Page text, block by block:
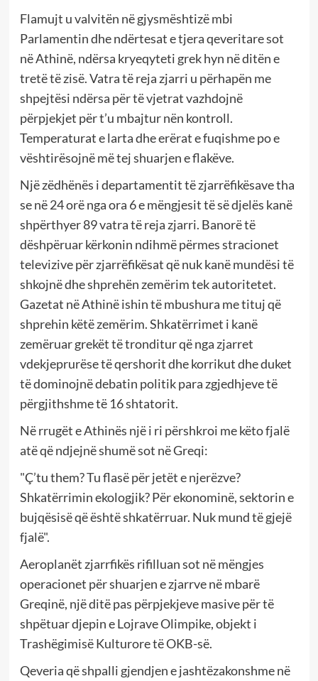
Flamujt u valvitën në gjysmështizë mbi
Parlamentin dhe ndërtesat e tjera qeveritare sot
në Athinë, ndërsa kryeqyteti grek hyn në ditën e
tretë të zisë. Vatra të reja zjarri u përhapën me
shpejtësi ndërsa për të vjetrat vazhdojnë
përpjekjet për t’u mbajtur nën kontroll.
Temperaturat e larta dhe erërat e fuqishme po e
vështirësojnë më tej shuarjen e flakëve.
Një zëdhënës i departamentit të zjarrëfikësave tha
se në 24 orë nga ora 6 e mëngjesit të së djelës kanë
shpërthyer 89 vatra të reja zjarri. Banorë të
dëshpëruar kërkonin ndihmë përmes stracionet
televizive për zjarrëfikësat që nuk kanë mundësi të
shkojnë dhe shprehën zemërim tek autoritetet.
Gazetat në Athinë ishin të mbushura me tituj që
shprehin këtë zemërim. Shkatërrimet i kanë
zemëruar grekët të tronditur që nga zjarret
vdekjeprurëse të qershorit dhe korrikut dhe duket
të dominojnë debatin politik para zgjedhjeve të
përgjithshme të 16 shtatorit.
Në rrugët e Athinës një i ri përshkroi me këto fjalë
atë që ndjejnë shumë sot në Greqi:
"Ç’tu them? Tu flasë për jetët e njerëzve?
Shkatërrimin ekologjik? Për ekonominë, sektorin e
bujqësisë që është shkatërruar. Nuk mund të gjejë
fjalë".
Aeroplanët zjarrfikës rifilluan sot në mëngjes
operacionet për shuarjen e zjarrve në mbarë
Greqinë, një ditë pas përpjekjeve masive për të
shpëtuar djepin e Lojrave Olimpike, objekt i
Trashëgimisë Kulturore të OKB-së.
Qeveria që shpalli gjendjen e jashtëzakonshme në